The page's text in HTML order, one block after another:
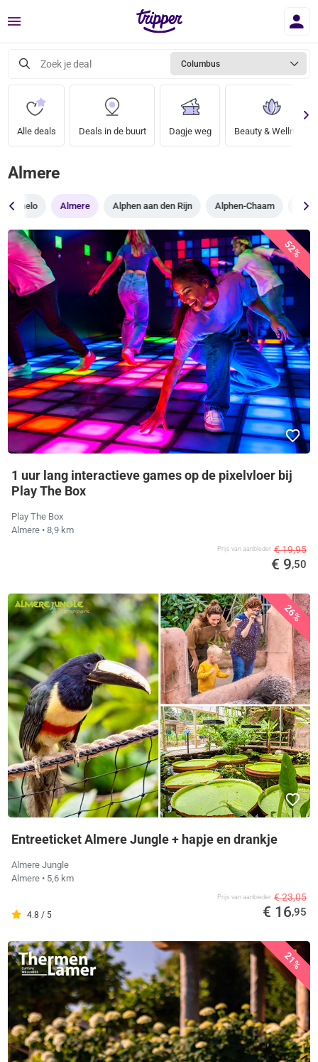
Menu
Zoek je deal Columbus
Alle deals Deals in de buurt Dagje weg Beauty & Wellness
Almere
Almelo Almere Alphen aan den Rijn Alphen-Chaam
52%
1 uur lang interactieve games op de pixelvloer bij
Play The Box
Play The Box
Almere • 8,9 km
Prijs van aanbieder € 19,95
€ 9,50
26%
Entreeticket Almere Jungle + hapje en drankje
Almere Jungle
Almere • 5,6 km
4.8 / 5
Prijs van aanbieder € 23,05
€ 16,95
21%